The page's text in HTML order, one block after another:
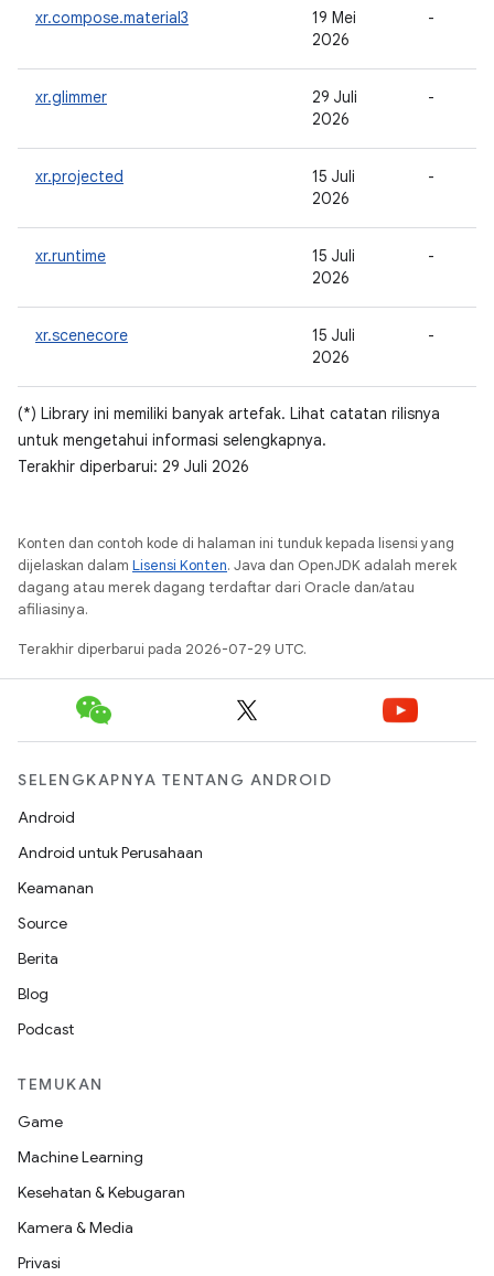
xr.compose.material3
19 Mei
2026
-
xr.glimmer
29 Juli
2026
-
xr.projected
15 Juli
2026
-
xr.runtime
15 Juli
2026
-
xr.scenecore
15 Juli
2026
-
(*) Library ini memiliki banyak artefak. Lihat catatan rilisnya
untuk mengetahui informasi selengkapnya.
Terakhir diperbarui: 29 Juli 2026
Konten dan contoh kode di halaman ini tunduk kepada lisensi yang
dijelaskan dalam Lisensi Konten. Java dan OpenJDK adalah merek
dagang atau merek dagang terdaftar dari Oracle dan/atau
afiliasinya.
Terakhir diperbarui pada 2026-07-29 UTC.
SELENGKAPNYA TENTANG ANDROID
Android
Android untuk Perusahaan
Keamanan
Source
Berita
Blog
Podcast
TEMUKAN
Game
Machine Learning
Kesehatan & Kebugaran
Kamera & Media
Privasi